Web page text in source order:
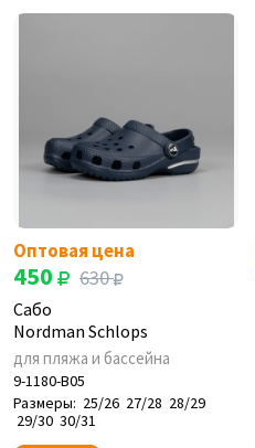
Оптовая цена
450 630
Сабо
Nordman Schlops
для пляжа и бассейна
9-1180-B05
Размеры: 25/26 27/28 28/29
29/30 30/31